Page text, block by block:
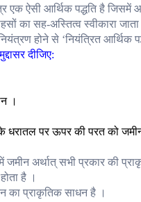
एक ऐसी आर्थिक पद्धति है जिसमें
का सह-अस्तित्व स्वीकारा
होने से ‘नियंत्रित आर्थिक
दीजिए:
।
के धरातल पर ऊपर की परत को
में जमीन अर्थात् सभी प्रकार की
है ।
का प्राकृतिक साधन है ।